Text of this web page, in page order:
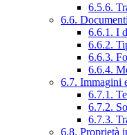
6.5.6.
6.6. Documenti
6.6.1. I
6.6.2.
6.6.3.
6.6.4.
6.7. Immagini
6.7.1.
6.7.2.
6.7.3.
6.8. Proprietà